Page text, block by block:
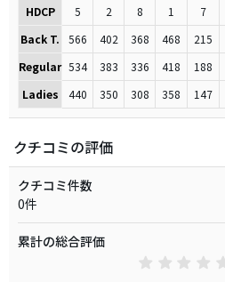
HDCP
5 2 8 1 7
Back T.
566 402 368 468 215
Regular 534 383 336 418 188
Ladies
440 350 308 358 147
クチコミの評価
クチコミ件数
0件
累計の総合評価